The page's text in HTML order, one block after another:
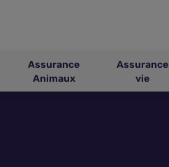
Assurance
Animaux
Assurance
vie